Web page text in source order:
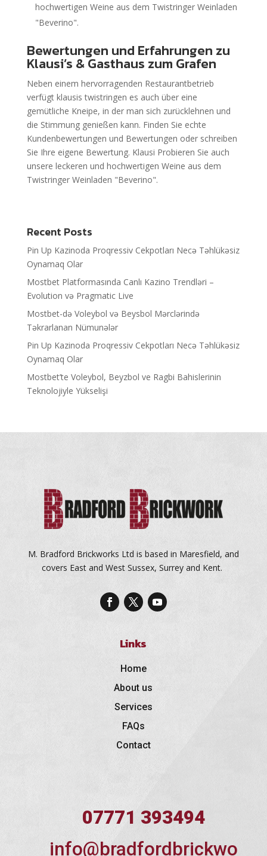
hochwertigen Weine aus dem Twistringer Weinladen
"Beverino".
Bewertungen und Erfahrungen zu
Klausi’s & Gasthaus zum Grafen
Neben einem hervorragenden Restaurantbetrieb
verfügt klausis twistringen es auch über eine
gemütliche Kneipe, in der man sich zurücklehnen und
die Stimmung genießen kann. Finden Sie echte
Kundenbewertungen und Bewertungen oder schreiben
Sie Ihre eigene Bewertung. Klausi Probieren Sie auch
unsere leckeren und hochwertigen Weine aus dem
Twistringer Weinladen "Beverino".
Recent Posts
Pin Up Kazinoda Proqressiv Cekpotları Necə Təhlükəsiz
Oynamaq Olar
Mostbet Platformasında Canlı Kazino Trendləri –
Evolution və Pragmatic Live
Mostbet-də Voleybol və Beysbol Mərclərində
Təkrarlanan Nümunələr
Pin Up Kazinoda Proqressiv Cekpotları Necə Təhlükəsiz
Oynamaq Olar
Mostbet’te Voleybol, Beyzbol ve Ragbi Bahislerinin
Teknolojiyle Yükselişi
M. Bradford Brickworks Ltd is based in Maresfield, and
covers East and West Sussex, Surrey and Kent.
Links
Home
About us
Services
FAQs
Contact
07771 393494
info@bradfordbrickwo